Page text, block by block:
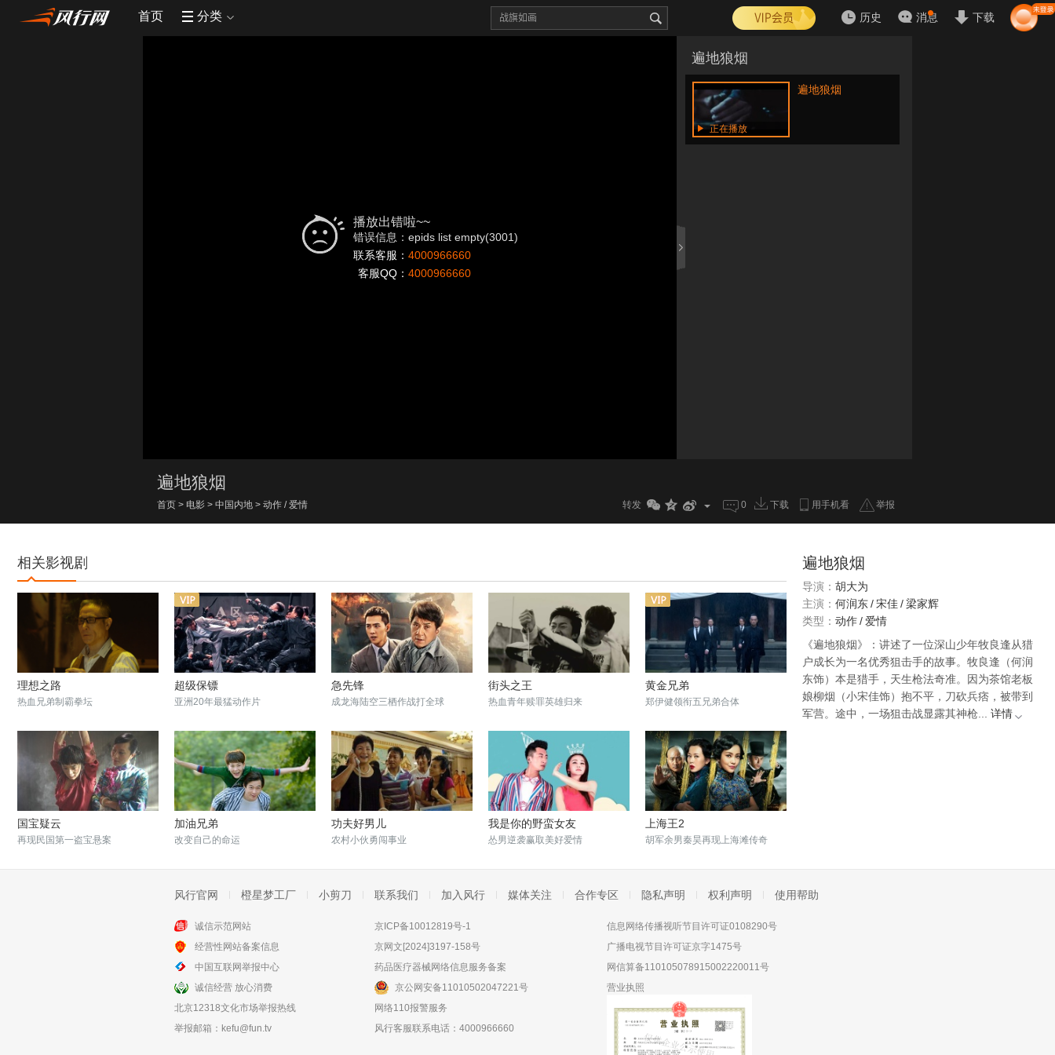
首页 分类 历史 消息 下载
播放出错啦~~
错误信息：epids list empty(3001)
联系客服： 4000966660
客服QQ： 4000966660
遍地狼烟
正在播放
遍地狼烟
遍地狼烟
首页 > 电影 > 中国内地 > 动作 / 爱情 转发 0 下载 用手机看 举报
相关影视剧
理想之路
热血兄弟制霸拳坛
超级保镖
亚洲20年最猛动作片
急先锋
成龙海陆空三栖作战打全球
街头之王
热血青年赎罪英雄归来
黄金兄弟
郑伊健领衔五兄弟合体
国宝疑云
再现民国第一盗宝悬案
加油兄弟
改变自己的命运
功夫好男儿
农村小伙勇闯事业
我是你的野蛮女友
怂男逆袭赢取美好爱情
上海王2
胡军余男秦昊再现上海滩传奇
柳堡的女人们
遍地狼烟
导演： 胡大为
主演： 何润东/宋佳/梁家辉
类型： 动作/ 爱情
《遍地狼烟》：讲述了一位深山少年牧良逢从猎
户成长为一名优秀狙击手的故事。牧良逢（何润
东饰）本是猎手，天生枪法奇准。因为茶馆老板
娘柳烟（小宋佳饰）抱不平，刀砍兵痞，被带到
军营。途中，一场狙击战显露其神枪...
详情
风行官网 橙星梦工厂 小剪刀 联系我们 加入风行 媒体关注 合作专区 隐私声明 权利声明 使用帮助
诚信示范网站
经营性网站备案信息
中国互联网举报中心
诚信经营 放心消费
北京12318文化市场举报热线
举报邮箱： kefu@fun.tv
京ICP备10012819号-1
京网文[2024]3197-158号
药品医疗器械网络信息服务备案
京公网安备11010502047221号
网络110报警服务
风行客服联系电话：4000966660
信息网络传播视听节目许可证0108290号
广播电视节目许可证京字1475号
网信算备110105078915002220011号
营业执照